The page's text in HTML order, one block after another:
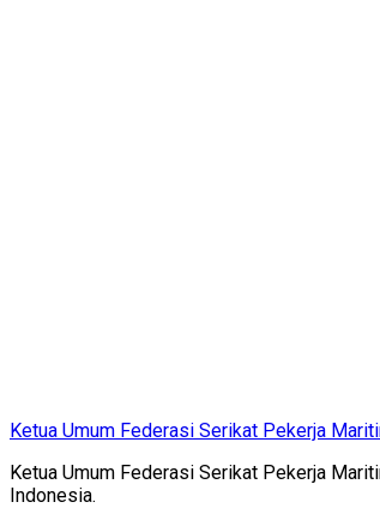
Ketua Umum Federasi Serikat Pekerja
Ketua Umum Federasi Serikat Pekerja
Indonesia.